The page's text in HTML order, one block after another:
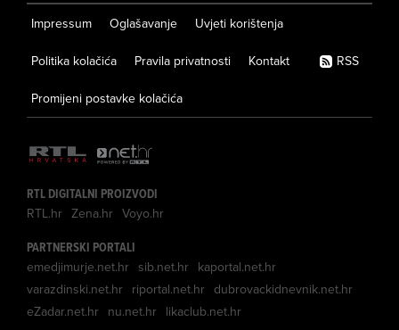
Impressum Oglašavanje Uvjeti korištenja
Politika kolačića Pravila privatnosti Kontakt
Promijeni postavke kolačića
RSS
RTL DIGITALNI PROIZVODI
RTL.hr Zena.hr Voyo.hr
PARTNERSKI PORTALI
emedjimurje.net.hr sib.net.hr kaportal.net.hr
varazdinski.net.hr riportal.net.hr dubrovackidnevnik.net.hr
eZadar.net.hr nu.net.hr likaclub.net.hr